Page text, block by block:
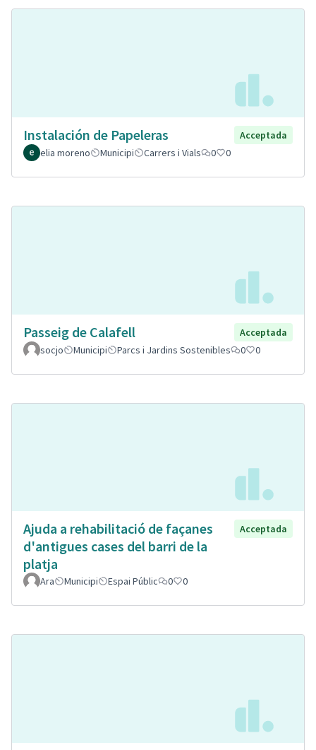
Instalación de Papeleras
Acceptada
elia moreno
Municipi Carrers i Vials 0 0
Passeig de Calafell
Acceptada
socjo
Municipi Parcs i Jardins Sostenibles 0 0
Ajuda a rehabilitació de façanes
d'antigues cases del barri de la
platja
Acceptada
Ara Municipi Espai Públic 0 0